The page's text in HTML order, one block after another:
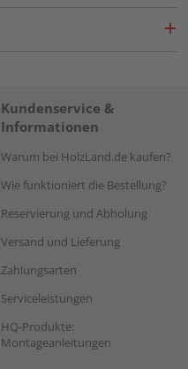
Kundenservice &
Informationen
Warum bei HolzLand.de kaufen?
Wie funktioniert die Bestellung?
Reservierung und Abholung
Versand und Lieferung
Zahlungsarten
Serviceleistungen
HQ-Produkte:
Montageanleitungen